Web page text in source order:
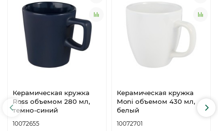
Керамическая кружка
Ross объемом 280 мл,
темно-синий
10072655
Керамическая кружка
Moni объемом 430 мл,
белый
10072701